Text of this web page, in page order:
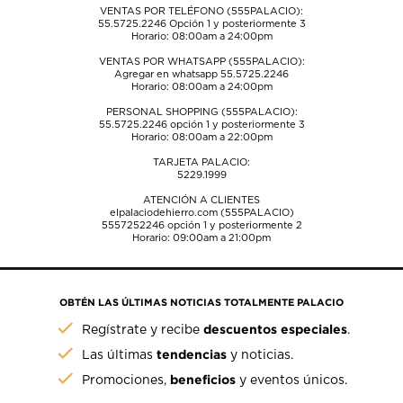
VENTAS POR TELÉFONO (555PALACIO):
55.5725.2246Opción 1 y posteriormente 3
Horario: 08:00am a 24:00pm
VENTAS POR WHATSAPP (555PALACIO):
Agregar en whatsapp 55.5725.2246
Horario: 08:00am a 24:00pm
PERSONAL SHOPPING (555PALACIO):
55.5725.2246opción 1 y posteriormente 3
Horario: 08:00am a 22:00pm
TARJETA PALACIO:
5229.1999
ATENCIÓN A CLIENTES
elpalaciodehierro.com (555PALACIO)
5557252246opción 1 y posteriormente 2
Horario: 09:00am a 21:00pm
OBTÉN LAS ÚLTIMAS NOTICIAS TOTALMENTE PALACIO
Regístrate y recibedescuentos especiales.
Las últimastendencias y noticias.
Promociones, beneficios y eventos únicos.